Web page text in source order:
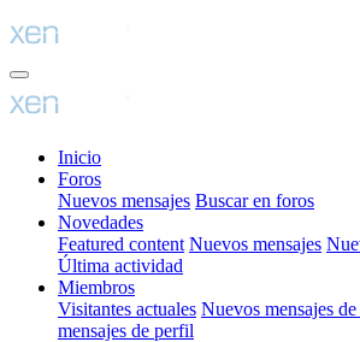
Inicio
Foros
Nuevos mensajes Buscar en foros
Novedades
Featured content Nuevos mensajes
Última actividad
Miembros
Visitantes actuales Nuevos mensajes
mensajes de perfil